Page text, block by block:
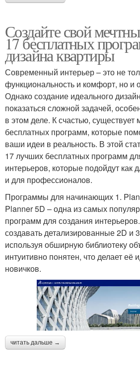
Создайте свой
17 бесплатных
дизайна квартиры
Современный интерьер – это не
функциональность и комфорт, но и
Однако создание идеального
показаться сложной задачей,
в этом деле. К счастью, существует
бесплатных программ, которые
ваши идеи в реальность. В этой
17 лучших бесплатных программ
интерьеров, которые подойдут как
и для профессионалов.
Программы для начинающих 1.
Planner 5D – одна из самых
программ для создания
создавать детализированные 2D и
используя обширную библиотеку
интуитивно понятен, что делает её
новичков.
читать дальше →